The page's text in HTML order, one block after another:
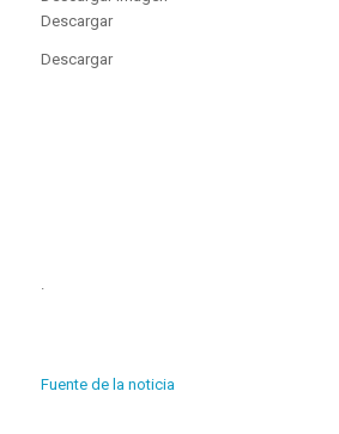
Descargar
Descargar
Fuente de la noticia